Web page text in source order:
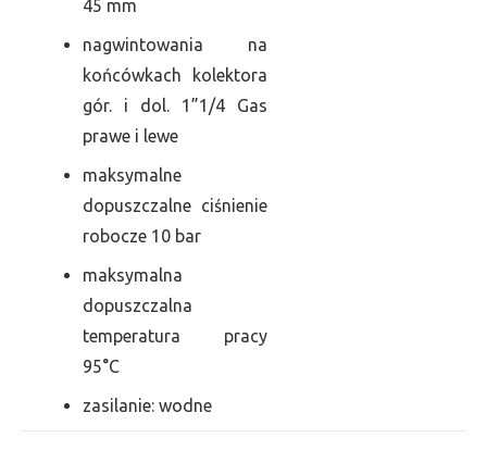
45 mm
nagwintowania na
końcówkach kolektora
gór. i dol. 1”1/4 Gas
prawe i lewe
maksymalne
dopuszczalne ciśnienie
robocze 10 bar
maksymalna
dopuszczalna
temperatura pracy
95°C
zasilanie: wodne